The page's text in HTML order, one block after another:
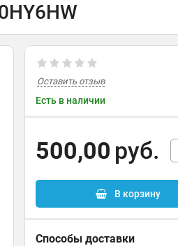
Оставить отзыв
Есть в наличии
500,00 руб.
В корзину
Способы доставки